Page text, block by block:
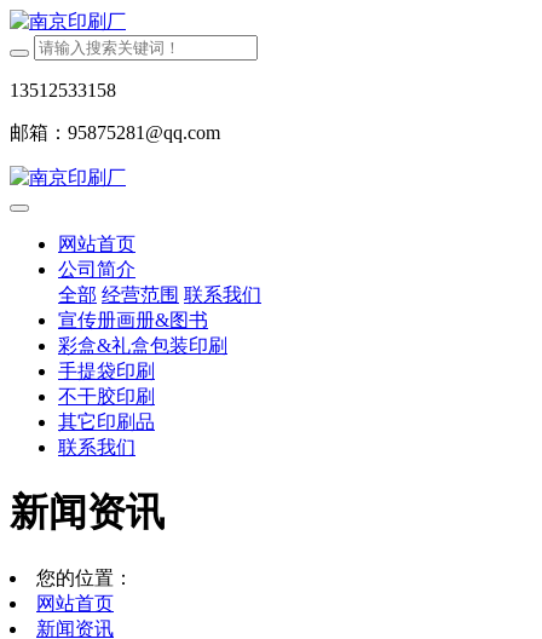
13512533158
邮箱：95875281@qq.com
网站首页
公司简介
全部 经营范围 联系我们
宣传册画册&图书
彩盒&礼盒包装印刷
手提袋印刷
不干胶印刷
其它印刷品
联系我们
新闻资讯
您的位置：
网站首页
新闻资讯